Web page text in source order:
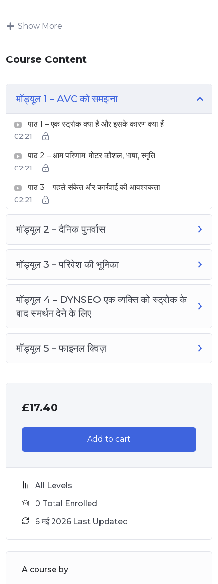
Show More
Course Content
मॉड्यूल 1 – AVC को समझना
पाठ 1 – एक स्ट्रोक क्या है और इसके कारण क्या हैं
02:21
पाठ 2 – आम परिणाम: मोटर कौशल, भाषा, स्मृति
02:21
पाठ 3 – पहले संकेत और कार्रवाई की आवश्यकता
02:21
मॉड्यूल 2 – दैनिक पुनर्वास
मॉड्यूल 3 – परिवेश की भूमिका
मॉड्यूल 4 – DYNSEO एक व्यक्ति को स्ट्रोक के
बाद समर्थन देने के लिए
मॉड्यूल 5 – फाइनल क्विज़
£17.40
Add to cart
All Levels
0 Total Enrolled
6 मई 2026 Last Updated
A course by